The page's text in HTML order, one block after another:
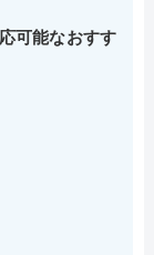
可能なおすす